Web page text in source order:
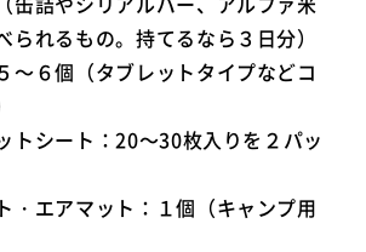
られるもの。持てるなら３日分）
～６個（タブレットタイプなどコ
トシート：20～30枚入りを２パッ
・エアマット：１個（キャンプ用